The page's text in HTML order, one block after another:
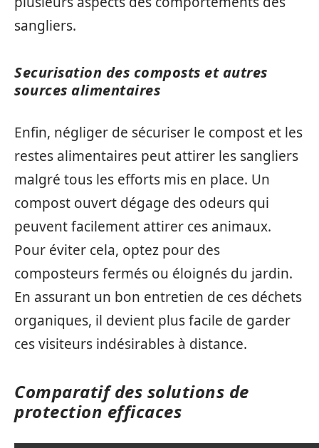
sangliers.
Securisation des composts et autres
sources alimentaires
Enfin, négliger de sécuriser le compost et les
restes alimentaires peut attirer les sangliers
malgré tous les efforts mis en place. Un
compost ouvert dégage des odeurs qui
peuvent facilement attirer ces animaux.
Pour éviter cela, optez pour des
composteurs fermés ou éloignés du jardin.
En assurant un bon entretien de ces déchets
organiques, il devient plus facile de garder
ces visiteurs indésirables à distance.
Comparatif des solutions de
protection efficaces